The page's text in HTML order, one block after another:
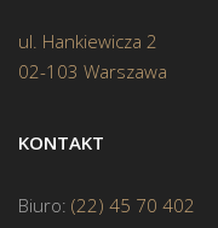
ul. Hankiewicza 2
02-103 Warszawa
KONTAKT
Biuro: (22) 45 70 402